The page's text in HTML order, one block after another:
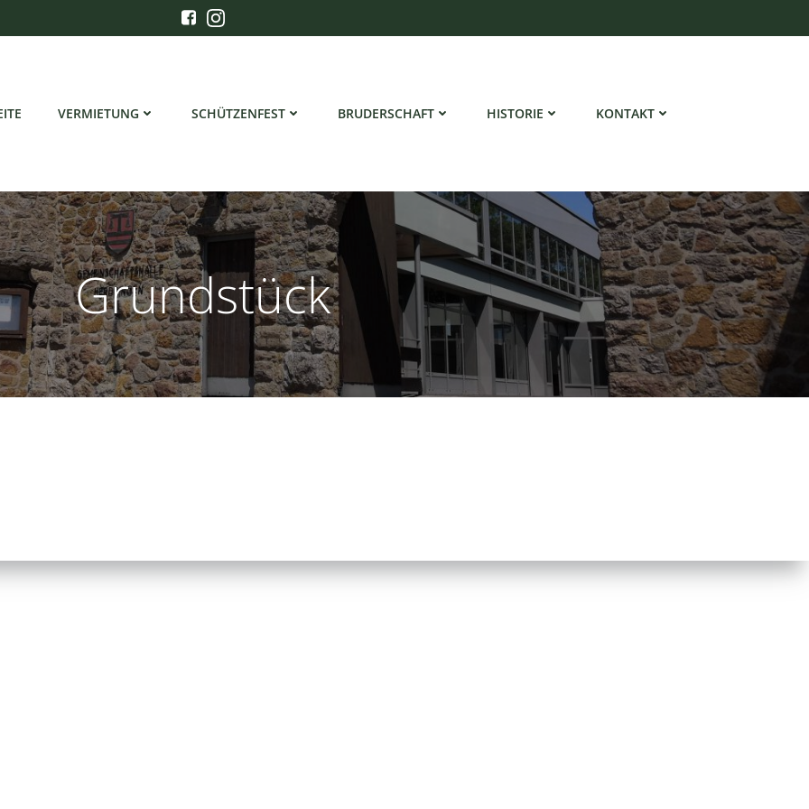
VERMIETUNG SCHÜTZENFEST BRUDERSCHAFT HISTORIE KONTAKT
Grundstück